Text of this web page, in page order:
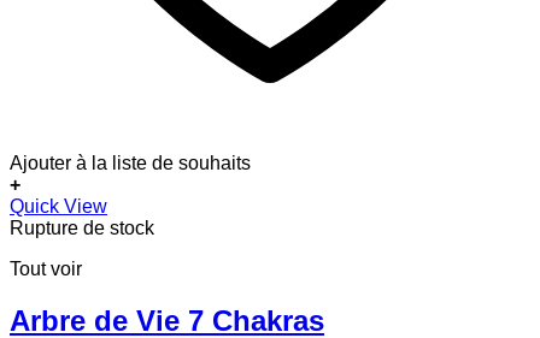
Ajouter à la liste de souhaits
+
Quick View
Rupture de stock
Tout voir
Arbre de Vie 7 Chakras